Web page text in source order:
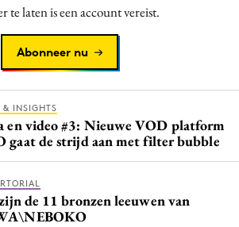
te laten is een account vereist.
Abonneer nu
& INSIGHTS
en video #3: Nieuwe VOD platform
gaat de strijd aan met filter bubble
de 11 bronzen leeuwen van